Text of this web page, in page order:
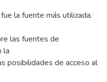
la fuente más utilizada.
las fuentes de
la
posibilidades de acceso al